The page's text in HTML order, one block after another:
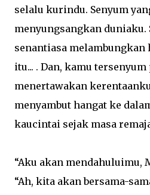
selalu kurindu. Senyum
menyungsangkan duniaku.
senantiasa melambungkan
itu... . Dan, kamu
menertawakan
menyambut hangat ke
kaucintai sejak masa
“Aku akan mendahuluimu,
“Ah, kita akan bersama-